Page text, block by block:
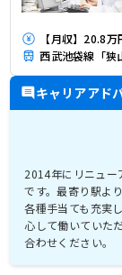
【月収】20.8
西武池袋線「狭
キャリアアド
2014年にリニュー
です。最寄り駅よ
各種手当ても充実
心して働いていた
合わせください。